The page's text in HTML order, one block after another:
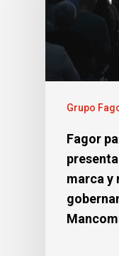
Grupo
Fagor
marca y